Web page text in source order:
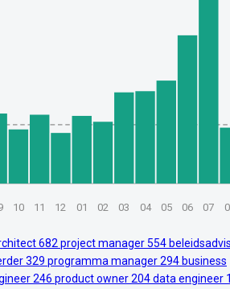
10 11 12 01 02 03 04 05 06 07
682 project manager554
329 programma manager294 business
246 product owner204data engineer